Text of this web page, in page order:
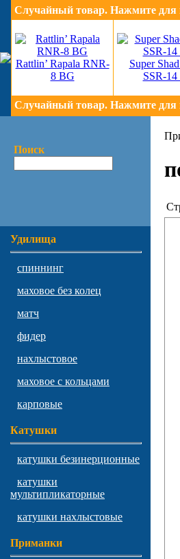
Случайный товар. Нажмите для
Rattlin’ Rapala RNR-
8 BG
Super
SSR-14
Случайный товар. Нажмите для
Поиск
Удилища
спиннинг
маховое без колец
матч
фидер
нахлыстовое
маховое с кольцами
карповые
Катушки
катушки безинерционные
катушки
мультипликаторные
катушки нахлыстовые
Приманки